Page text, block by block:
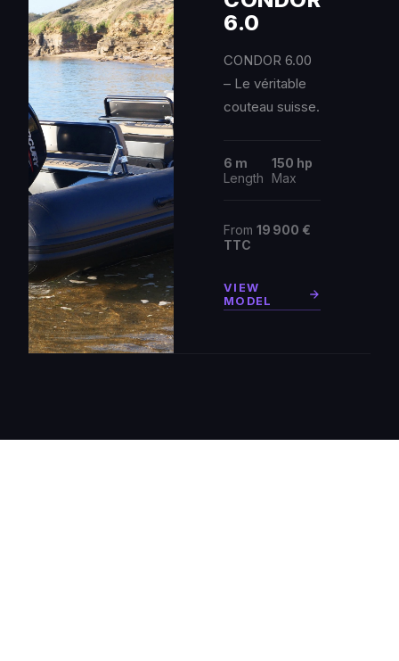
6.0
CONDOR 6.00
– Le véritable
couteau suisse.
6 m
Length
150 hp
Max
From19 900 €
TTC
VIEW
MODEL